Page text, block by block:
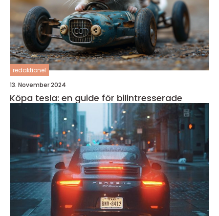
redaktionel
13. November 2024
Köpa tesla: en guide för bilintresserade